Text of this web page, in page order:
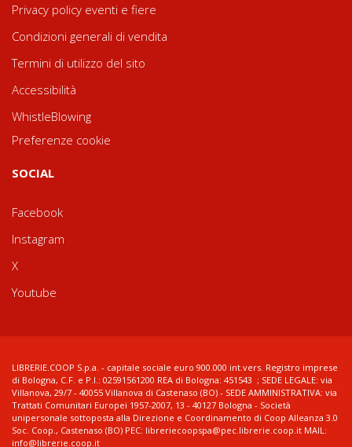
Privacy policy eventi e fiere
Condizioni generali di vendita
Termini di utilizzo del sito
Accessibilità
WhistleBlowing
Preferenze cookie
SOCIAL
Facebook
Instagram
X
Youtube
LIBRERIE.COOP S.p.a. - capitale sociale euro 900.000 int.vers. Registro imprese
di Bologna, C.F. e P.I.: 02591561200 REA di Bologna: 451543 ; SEDE LEGALE: via
Villanova, 29/7 - 40055 Villanova di Castenaso (BO) - SEDE AMMINISTRATIVA: via
Trattati Comunitari Europei 1957-2007, 13 - 40127 Bologna - Società
unipersonale sottoposta alla Direzione e Coordinamento di Coop Alleanza 3.0
Soc. Coop., Castenaso (BO) PEC: libreriecoopspa@pec.librerie.coop.it MAIL:
info@librerie.coop.it